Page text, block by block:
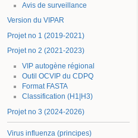
Avis de surveillance
Version du VIPAR
Projet no 1 (2019-2021)
Projet no 2 (2021-2023)
VIP autogène régional
Outil OCVIP du CDPQ
Format FASTA
Classification (H1|H3)
Projet no 3 (2024-2026)
Virus influenza (principes)